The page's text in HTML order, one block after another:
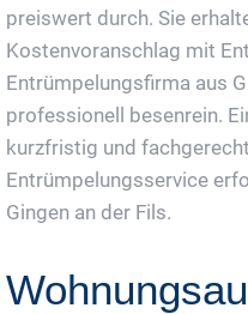
preiswert durch. Sie
Kostenvoranschlag mit
Entrümpelungsfirma aus
professionell besenrein.
kurzfristig und
Entrümpelungsservice
Gingen an der Fils.